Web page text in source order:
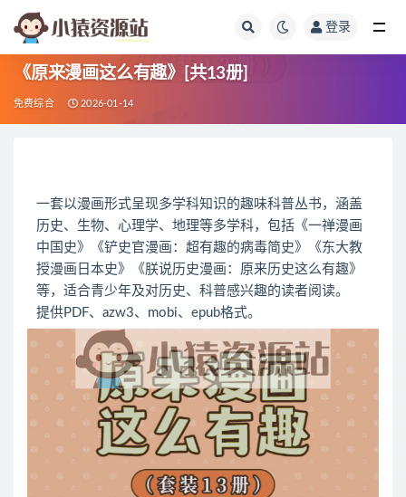
登录
《原来漫画这么有趣》[共13册]
免费综合 2026-01-14
一套以漫画形式呈现多学科知识的趣味科普丛书，涵盖
历史、生物、心理学、地理等多学科，包括《一禅漫画
中国史》《铲史官漫画：超有趣的病毒简史》《东大教
授漫画日本史》《朕说历史漫画：原来历史这么有趣》
等，适合青少年及对历史、科普感兴趣的读者阅读。
提供PDF、azw3、mobi、epub格式。